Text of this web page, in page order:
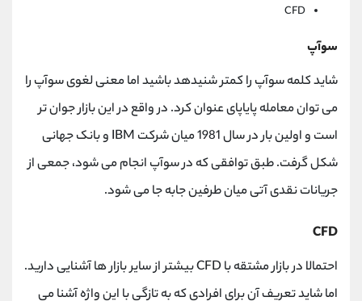
CFD
سوآپ
شاید کلمه سوآپ را کمتر شنیدهد باشید اما معنی لغوی سوآپ را
می توان معامله پایاپای عنوان کرد. در واقع در این بازار جوان تر
است و اولین بار در سال 1981 میان شرکت IBM و بانک جهانی
شکل گرفت. طبق توافقی که در سوآپ انجام می شود، جمعی از
جریانات نقدی آتی میان طرفین جابه جا می شود.
CFD
احتمالا در بازار مشتقه با CFD بیشتر از سایر بازار ها آشنایی دارید.
اما شاید تعریف آن برای افرادی که به تازگی با این واژه آشنا می